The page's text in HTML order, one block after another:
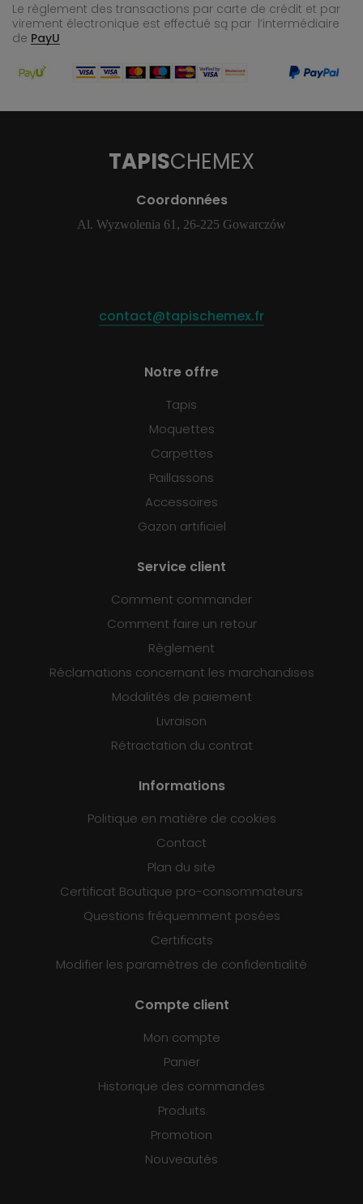
Le règlement des transactions par carte de crédit et par
virement électronique est effectué są par l’intermédiaire
de PayU
TAPISCHEMEX
Coordonnées
Al. Wyzwolenia 61, 26-225 Gowarczów
contact@tapischemex.fr
Notre offre
Tapis
Moquettes
Carpettes
Paillassons
Accessoires
Gazon artificiel
Service client
Comment commander
Comment faire un retour
Règlement
Réclamations concernant les marchandises
Modalités de paiement
Livraison
Rétractation du contrat
Informations
Politique en matière de cookies
Contact
Plan du site
Certificat Boutique pro-consommateurs
Questions fréquemment posées
Certificats
Modifier les paramètres de confidentialité
Compte client
Mon compte
Panier
Historique des commandes
Produits
Promotion
Nouveautés